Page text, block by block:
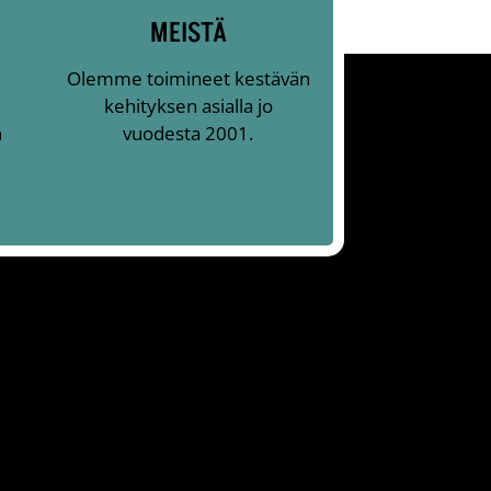
MEISTÄ
Olemme toimineet kestävän
kehityksen asialla jo
vuodesta 2001.